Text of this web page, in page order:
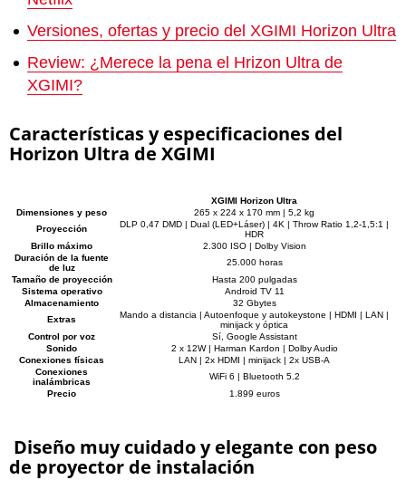
Versiones, ofertas y precio del XGIMI Horizon Ultra
Review: ¿Merece la pena el Hrizon Ultra de
XGIMI?
Características y especificaciones del
Horizon Ultra de XGIMI
XGIMI Horizon Ultra
Dimensiones y peso
265 x 224 x 170 mm | 5,2 kg
Proyección
DLP 0,47 DMD | Dual (LED+Láser) | 4K | Throw Ratio 1,2-1,5:1 |
HDR
Brillo máximo
2.300 ISO | Dolby Vision
Duración de la fuente
de luz
25.000 horas
Tamaño de proyección
Hasta 200 pulgadas
Sistema operativo
Android TV 11
Almacenamiento
32 Gbytes
Extras
Mando a distancia | Autoenfoque y autokeystone | HDMI | LAN |
minijack y óptica
Control por voz
Sí, Google Assistant
Sonido
2 x 12W | Harman Kardon | Dolby Audio
Conexiones físicas
LAN | 2x HDMI | minijack | 2x USB-A
Conexiones
inalámbricas
WiFi 6 | Bluetooth 5.2
Precio
1.899 euros
Diseño muy cuidado y elegante con peso
de proyector de instalación